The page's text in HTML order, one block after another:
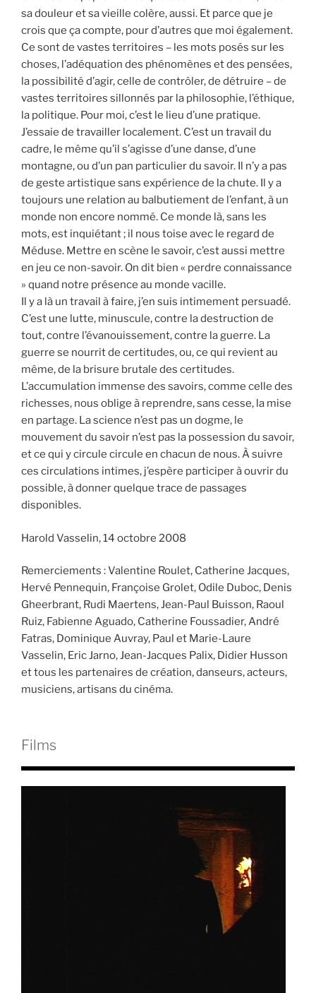
sa douleur et sa vieille colère, aussi. Et parce que je
crois que ça compte, pour d’autres que moi également.
Ce sont de vastes territoires – les mots posés sur les
choses, l’adéquation des phénomènes et des pensées,
la possibilité d’agir, celle de contrôler, de détruire – de
vastes territoires sillonnés par la philosophie, l’éthique,
la politique. Pour moi, c’est le lieu d’une pratique.
J’essaie de travailler localement. C’est un travail du
cadre, le même qu’il s’agisse d’une danse, d’une
montagne, ou d’un pan particulier du savoir. Il n’y a pas
de geste artistique sans expérience de la chute. Il y a
toujours une relation au balbutiement de l’enfant, à un
monde non encore nommé. Ce monde là, sans les
mots, est inquiétant ; il nous toise avec le regard de
Méduse. Mettre en scène le savoir, c’est aussi mettre
en jeu ce non-savoir. On dit bien « perdre connaissance
» quand notre présence au monde vacille.
Il y a là un travail à faire, j’en suis intimement persuadé.
C’est une lutte, minuscule, contre la destruction de
tout, contre l’évanouissement, contre la guerre. La
guerre se nourrit de certitudes, ou, ce qui revient au
même, de la brisure brutale des certitudes.
L’accumulation immense des savoirs, comme celle des
richesses, nous oblige à reprendre, sans cesse, la mise
en partage. La science n’est pas un dogme, le
mouvement du savoir n’est pas la possession du savoir,
et ce qui y circule circule en chacun de nous. À suivre
ces circulations intimes, j’espère participer à ouvrir du
possible, à donner quelque trace de passages
disponibles.
Harold Vasselin, 14 octobre 2008
Remerciements : Valentine Roulet, Catherine Jacques,
Hervé Pennequin, Françoise Grolet, Odile Duboc, Denis
Gheerbrant, Rudi Maertens, Jean-Paul Buisson, Raoul
Ruiz, Fabienne Aguado, Catherine Foussadier, André
Fatras, Dominique Auvray, Paul et Marie-Laure
Vasselin, Eric Jarno, Jean-Jacques Palix, Didier Husson
et tous les partenaires de création, danseurs, acteurs,
musiciens, artisans du cinéma.
Films